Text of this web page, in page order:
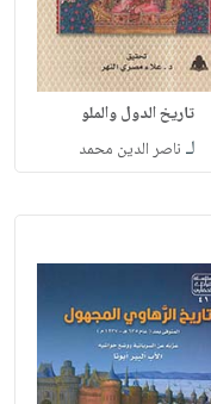
تاريخ الدول والملو
لـ ناصر الدين محمد